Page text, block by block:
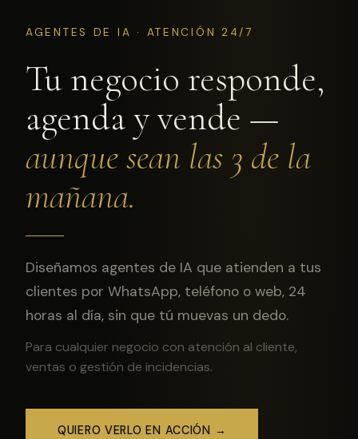
AGENTES DE IA · ATENCIÓN 24/7
Tu negocio responde,
agenda y vende —
aunque sean las 3 de la
mañana.
Diseñamos agentes de IA que atienden a tus
clientes por WhatsApp, teléfono o web, 24
horas al día, sin que tú muevas un dedo.
Para cualquier negocio con atención al cliente,
ventas o gestión de incidencias.
QUIERO VERLO EN ACCIÓN →